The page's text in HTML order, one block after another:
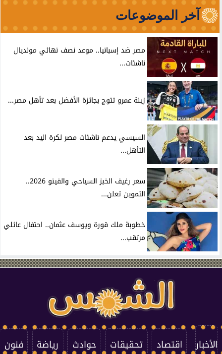
آخر الموضوعات
مصر ضد إسبانيا.. موعد نصف نهائي مونديال
ناشئات...
زينة عمرو تتوج بجائزة الأفضل بعد تأهل مصر...
السيسي يدعم ناشئات مصر لكرة اليد بعد
التأهل...
سعر رغيف الخبز السياحي والفينو 2026..
التموين تعلن...
خطوبة ملك قورة ويوسف عثمان.. احتفال عائلي
مرتقب...
الأخبار اقتصاد تحقيقات حوادث رياضة فنون